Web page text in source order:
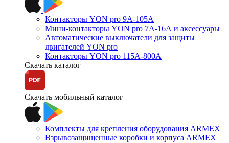
Контакторы YON pro 9А-105А
Мини-контакторы YON pro 7А-16А и аксессуары
Автоматические выключатели для защиты
двигателей YON pro
Контакторы YON pro 115А-800А
Скачать каталог
Скачать мобильный каталог
Комплекты для крепления оборудования ARMEX
Взрывозащищенные коробки и корпуса ARMEX